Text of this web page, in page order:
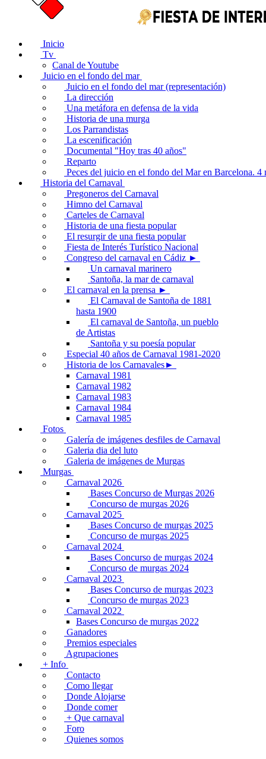
Inicio
Tv
Canal de Youtube
Juicio en el fondo del mar
Juicio en el fondo del mar (representación)
La dirección
Una metáfora en defensa de la vida
Historia de una murga
Los Parrandistas
La escenificación
Documental "Hoy tras 40 años"
Reparto
Peces del juicio en el fondo del Mar en Barcelona. 4
Historia del Carnaval
Pregoneros del Carnaval
Himno del Carnaval
Carteles de Carnaval
Historia de una fiesta popular
El resurgir de una fiesta popular
Fiesta de Interés Turístico Nacional
Congreso del carnaval en Cádiz ►
Un carnaval marinero
Santoña, la mar de carnaval
El carnaval en la prensa ►
El Carnaval de Santoña de 1881
hasta 1900
El carnaval de Santoña, un pueblo
de Artistas
Santoña y su poesía popular
Especial 40 años de Carnaval 1981-2020
Historia de los Carnavales►
Carnaval 1981
Carnaval 1982
Carnaval 1983
Carnaval 1984
Carnaval 1985
Fotos
Galería de imágenes desfiles de Carnaval
Galeria dia del luto
Galeria de imágenes de Murgas
Murgas
Carnaval 2026
Bases Concurso de Murgas 2026
Concurso de murgas 2026
Carnaval 2025
Bases Concurso de murgas 2025
Concurso de murgas 2025
Carnaval 2024
Bases Concurso de murgas 2024
Concurso de murgas 2024
Carnaval 2023
Bases Concurso de murgas 2023
Concurso de murgas 2023
Carnaval 2022
Bases Concurso de murgas 2022
Ganadores
Premios especiales
Agrupaciones
+ Info
Contacto
Como llegar
Donde Alojarse
Donde comer
+ Que carnaval
Foro
Quienes somos